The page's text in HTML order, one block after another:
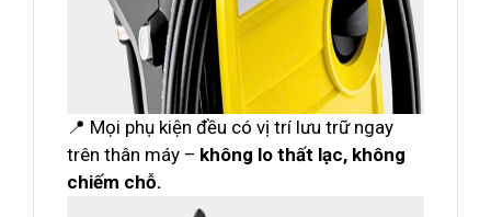
📍 Mọi phụ kiện đều có vị trí lưu trữ ngay
trên thân máy – không lo thất lạc, không
chiếm chỗ.